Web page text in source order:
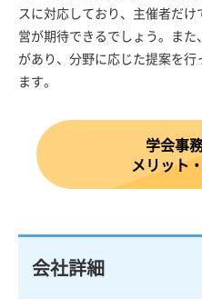
スに対応しており、主催者だ
営が期待できるでしょう。ま
があり、分野に応じた提案を
ます。
学会事
メリット
会社詳細